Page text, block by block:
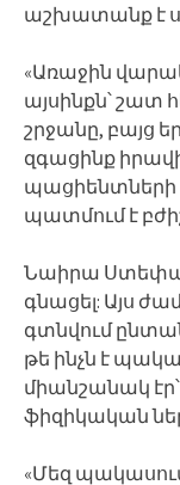
աշխատանք է
«Առաջին
այսինքն՝ շատ
շրջանը, բայց
զգացինք
պացիենտների
պատմում է
Նաիրա
գնացել: Այս
գտնվում
թե ինչն է
միանշանակ
ֆիզիկական
«Մեզ